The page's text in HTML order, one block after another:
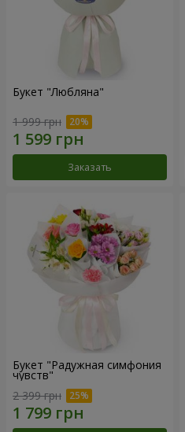
Букет "Любляна"
1 999 грн
Заказать
Букет "Радужная симфония
чувств"
2 399 грн